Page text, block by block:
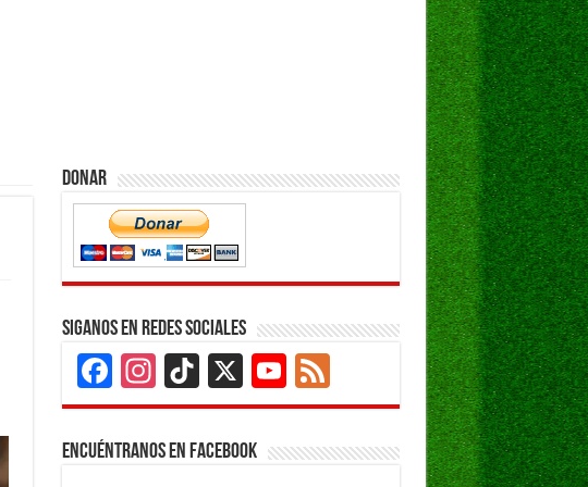
Donar
Siganos en Redes Sociales
Facebook
Instagram
TikTok
X YouTube
Channel
Feed
Encuéntranos en Facebook